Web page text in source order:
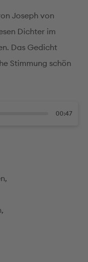
Joseph von
Dichter im
Das Gedicht
Stimmung schön
00:47